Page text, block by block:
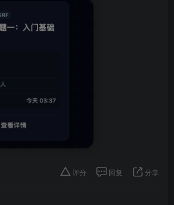
评分 回复 分享